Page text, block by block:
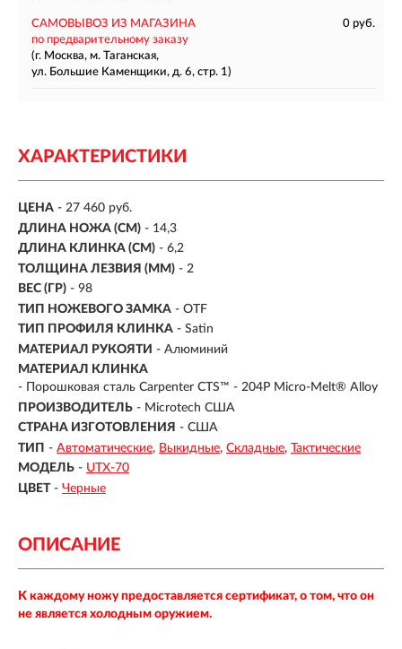
САМОВЫВОЗ ИЗ МАГАЗИНА
0 руб.
по предварительному заказу
(г. Москва, м. Таганская,
ул. Большие Каменщики, д. 6, стр. 1)
ХАРАКТЕРИСТИКИ
ЦЕНА - 27 460 руб.
ДЛИНА НОЖА (СМ) - 14,3
ДЛИНА КЛИНКА (СМ) - 6,2
ТОЛЩИНА ЛЕЗВИЯ (ММ) - 2
ВЕС (ГР) - 98
ТИП НОЖЕВОГО ЗАМКА - OTF
ТИП ПРОФИЛЯ КЛИНКА - Satin
МАТЕРИАЛ РУКОЯТИ - Алюминий
МАТЕРИАЛ КЛИНКА
-
Порошковая сталь Carpenter CTS™ - 204P Micro-Melt® Alloy
ПРОИЗВОДИТЕЛЬ - Microtech США
СТРАНА ИЗГОТОВЛЕНИЯ - США
ТИП - Автоматические Выкидные Складные Тактические
МОДЕЛЬ - UTX-70
ЦВЕТ - Черные
ОПИСАНИЕ
К каждому ножу предоставляется сертификат, о том, что он
не является холодным оружием.